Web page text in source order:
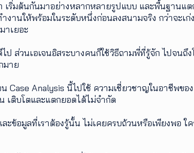
เริ่มต้นกันมาอย่างหลากหลายรูปแบบ และพื้นฐานแต
านให้พร้อมในระดับหนึ่งก่อนลงสนามจริง กว่าจะเก่
าเยอะ
ส่วนเอเจนอิสระบางคนก็ใช้วิธีถามพี่ที่รู้จัก ไปจนถึ
มาย
Case Analysis นี้ไปใช้ ความเชี่ยวชาญในอาชีพขอ
เติบโตและแตกยอดได้ไม่จำกัด
ข้อมูลที่เราต้องรู้นั้น ไม่เคยครบถ้วนหรือเพียงพอ ใค